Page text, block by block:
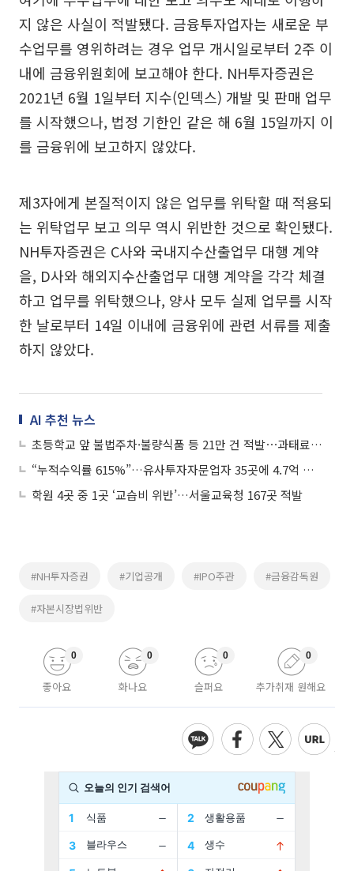
지 않은 사실이 적발됐다. 금융투자업자는 새로운 부
수업무를 영위하려는 경우 업무 개시일로부터 2주 이
내에 금융위원회에 보고해야 한다. NH투자증권은
2021년 6월 1일부터 지수(인덱스) 개발 및 판매 업무
를 시작했으나, 법정 기한인 같은 해 6월 15일까지 이
를 금융위에 보고하지 않았다.
제3자에게 본질적이지 않은 업무를 위탁할 때 적용되
는 위탁업무 보고 의무 역시 위반한 것으로 확인됐다.
NH투자증권은 C사와 국내지수산출업무 대행 계약
을, D사와 해외지수산출업무 대행 계약을 각각 체결
하고 업무를 위탁했으나, 양사 모두 실제 업무를 시작
한 날로부터 14일 이내에 금융위에 관련 서류를 제출
하지 않았다.
AI 추천 뉴스
초등학교 앞 불법주차·불량식품 등 21만 건 적발⋯과태료·범칙금 58억원 부과
“누적수익률 615%”…유사투자자문업자 35곳에 4.7억 과태료
학원 4곳 중 1곳 ‘교습비 위반’…서울교육청 167곳 적발
#NH투자증권 #기업공개 #IPO주관 #금융감독원
#자본시장법위반
좋아요
0
화나요
0
슬퍼요
0
추가취재 원해요
0